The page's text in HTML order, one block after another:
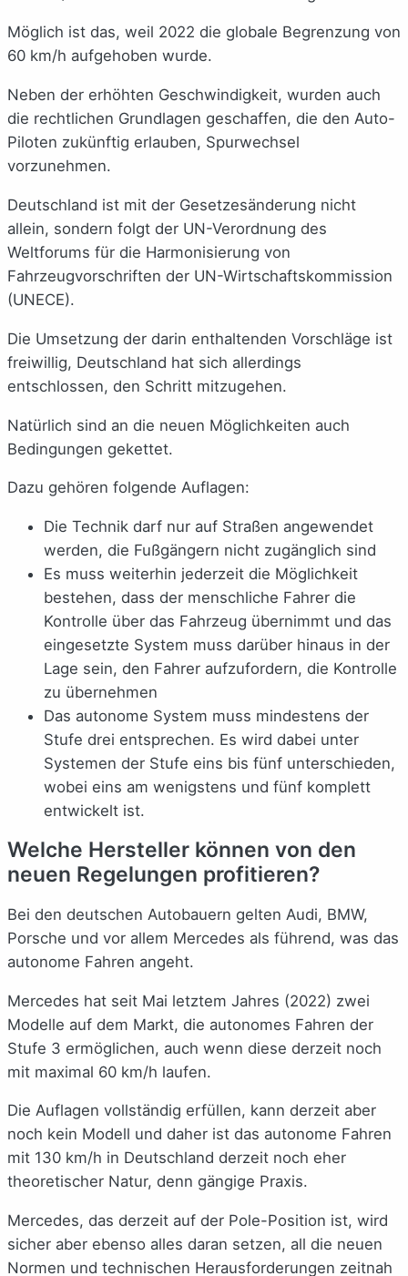
Möglich ist das, weil 2022 die globale Begrenzung von
60 km/h aufgehoben wurde.
Neben der erhöhten Geschwindigkeit, wurden auch
die rechtlichen Grundlagen geschaffen, die den Auto-
Piloten zukünftig erlauben, Spurwechsel
vorzunehmen.
Deutschland ist mit der Gesetzesänderung nicht
allein, sondern folgt der UN-Verordnung des
Weltforums für die Harmonisierung von
Fahrzeugvorschriften der UN-Wirtschaftskommission
(UNECE).
Die Umsetzung der darin enthaltenden Vorschläge ist
freiwillig, Deutschland hat sich allerdings
entschlossen, den Schritt mitzugehen.
Natürlich sind an die neuen Möglichkeiten auch
Bedingungen gekettet.
Dazu gehören folgende Auflagen:
Die Technik darf nur auf Straßen angewendet
werden, die Fußgängern nicht zugänglich sind
Es muss weiterhin jederzeit die Möglichkeit
bestehen, dass der menschliche Fahrer die
Kontrolle über das Fahrzeug übernimmt und das
eingesetzte System muss darüber hinaus in der
Lage sein, den Fahrer aufzufordern, die Kontrolle
zu übernehmen
Das autonome System muss mindestens der
Stufe drei entsprechen. Es wird dabei unter
Systemen der Stufe eins bis fünf unterschieden,
wobei eins am wenigstens und fünf komplett
entwickelt ist.
Welche Hersteller können von den
neuen Regelungen profitieren?
Bei den deutschen Autobauern gelten Audi, BMW,
Porsche und vor allem Mercedes als führend, was das
autonome Fahren angeht.
Mercedes hat seit Mai letztem Jahres (2022) zwei
Modelle auf dem Markt, die autonomes Fahren der
Stufe 3 ermöglichen, auch wenn diese derzeit noch
mit maximal 60 km/h laufen.
Die Auflagen vollständig erfüllen, kann derzeit aber
noch kein Modell und daher ist das autonome Fahren
mit 130 km/h in Deutschland derzeit noch eher
theoretischer Natur, denn gängige Praxis.
Mercedes, das derzeit auf der Pole-Position ist, wird
sicher aber ebenso alles daran setzen, all die neuen
Normen und technischen Herausforderungen zeitnah